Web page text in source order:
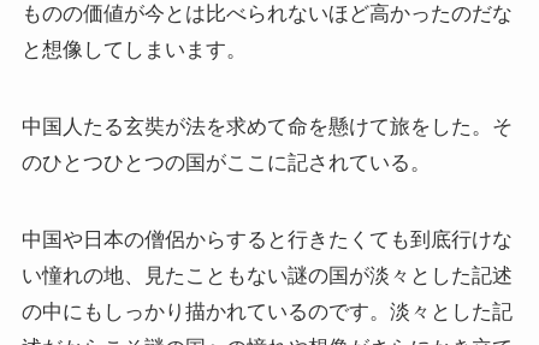
ものの価値が今とは比べられないほど高かったのだな
と想像してしまいます。
中国人たる玄奘が法を求めて命を懸けて旅をした。そ
のひとつひとつの国がここに記されている。
中国や日本の僧侶からすると行きたくても到底行けな
い憧れの地、見たこともない謎の国が淡々とした記述
の中にもしっかり描かれているのです。淡々とした記